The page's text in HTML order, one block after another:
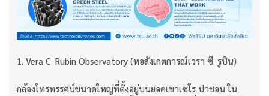
1. Vera C. Rubin Observatory (หอสังเกตการณ์เวรา ซี. รูบิน)
กล้องโทรทรรศน์ขนาดใหญ่ที่ตั้งอยู่บนยอดเขาเซโร ปาชอน ใน